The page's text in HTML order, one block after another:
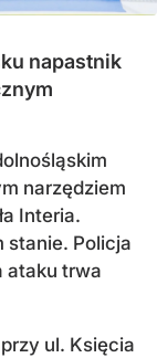
napastnik
narzędziem
Interia.
stanie. Policja
ataku trwa
ul. Księcia